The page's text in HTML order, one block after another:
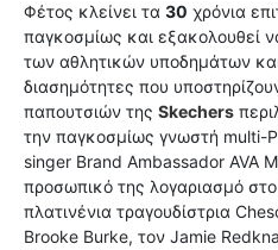
Φέτος κλείνει τα 30 χρόνια
παγκοσμίως και εξακολουθεί
των αθλητικών υποδημάτων
διασημότητες που
παπουτσιών της Skechers
την παγκοσμίως γνωστή multi-
singer Βrand Ambassador AVA
προσωπικό της λογαριασμό
πλατινένια τραγουδίστρια
Brooke Burke, τον Jamie